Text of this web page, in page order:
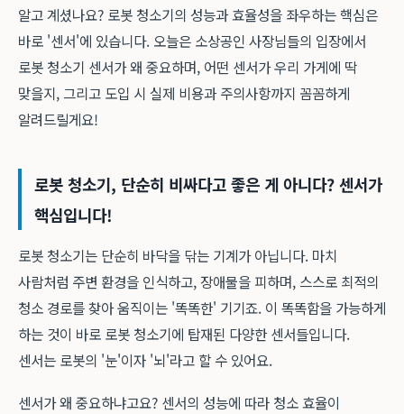
알고 계셨나요? 로봇 청소기의 성능과 효율성을 좌우하는 핵심은
바로 '센서'에 있습니다. 오늘은 소상공인 사장님들의 입장에서
로봇 청소기 센서가 왜 중요하며, 어떤 센서가 우리 가게에 딱
맞을지, 그리고 도입 시 실제 비용과 주의사항까지 꼼꼼하게
알려드릴게요!
로봇 청소기, 단순히 비싸다고 좋은 게 아니다? 센서가
핵심입니다!
로봇 청소기는 단순히 바닥을 닦는 기계가 아닙니다. 마치
사람처럼 주변 환경을 인식하고, 장애물을 피하며, 스스로 최적의
청소 경로를 찾아 움직이는 '똑똑한' 기기죠. 이 똑똑함을 가능하게
하는 것이 바로 로봇 청소기에 탑재된 다양한 센서들입니다.
센서는 로봇의 '눈'이자 '뇌'라고 할 수 있어요.
센서가 왜 중요하냐고요? 센서의 성능에 따라 청소 효율이